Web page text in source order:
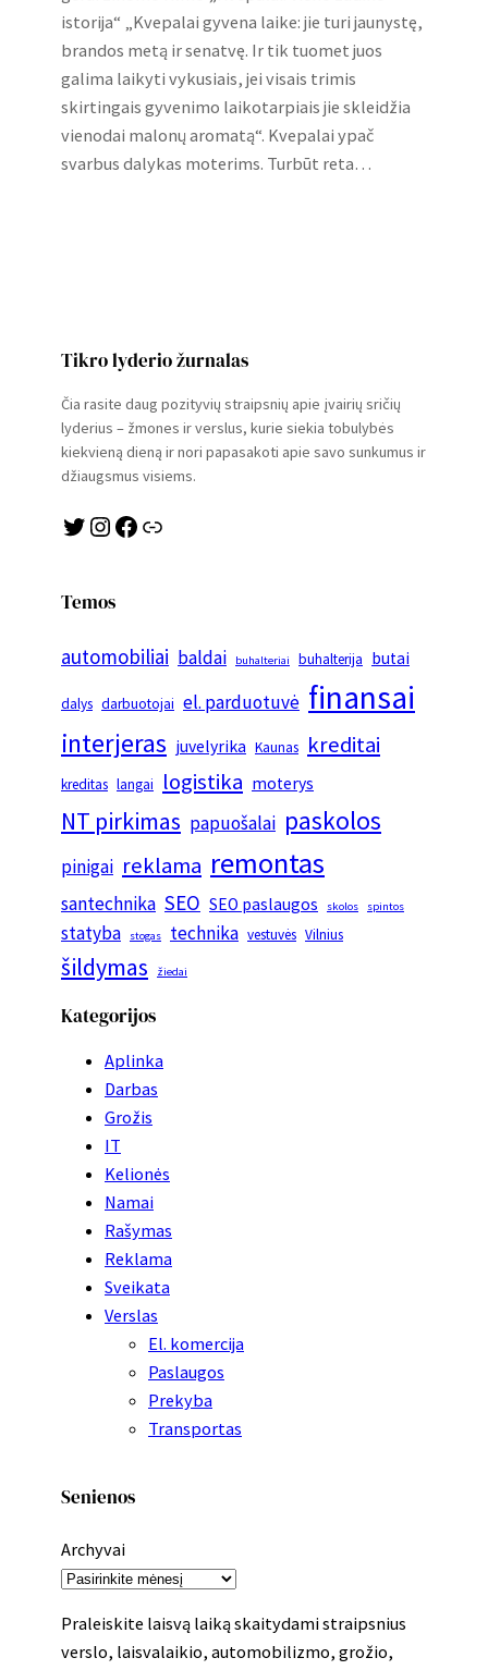
istorija“ „Kvepalai gyvena laike: jie turi jaunystę,
brandos metą ir senatvę. Ir tik tuomet juos
galima laikyti vykusiais, jei visais trimis
skirtingais gyvenimo laikotarpiais jie skleidžia
vienodai malonų aromatą“. Kvepalai ypač
svarbus dalykas moterims. Turbūt reta…
Tikro lyderio žurnalas
Čia rasite daug pozityvių straipsnių apie įvairių sričių
lyderius – žmones ir verslus, kurie siekia tobulybės
kiekvieną dieną ir nori papasakoti apie savo sunkumus ir
džiaugsmus visiems.
Twitter Instagram Facebook Link
Temos
automobiliai baldai buhalteriai buhalterija butai
dalys darbuotojai el. parduotuvė finansai
interjeras juvelyrika Kaunas kreditai
kreditas langai logistika moterys
NT pirkimas papuošalai paskolos
pinigai reklama remontas
santechnika SEO SEO paslaugos skolos spintos
statyba stogas technika vestuvės Vilnius
šildymas žiedai
Kategorijos
Aplinka
Darbas
Grožis
IT
Kelionės
Namai
Rašymas
Reklama
Sveikata
Verslas
El. komercija
Paslaugos
Prekyba
Transportas
Senienos
Archyvai
Praleiskite laisvą laiką skaitydami straipsnius
verslo, laisvalaikio, automobilizmo, grožio,